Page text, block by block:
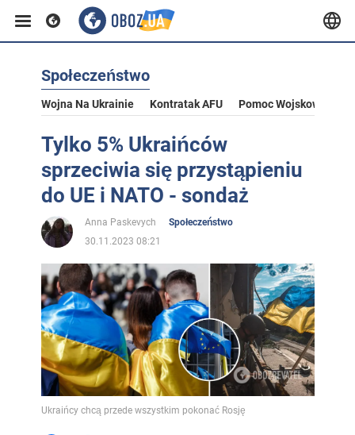
Społeczeństwo
Wojna Na Ukrainie Kontratak AFU Pomoc Wojskowa Dla
Tylko 5% Ukraińców
sprzeciwia się przystąpieniu
do UE i NATO - sondaż
Anna Paskevych
Społeczeństwo
30.11.2023 08:21
Ukraińcy chcą przede wszystkim pokonać Rosję